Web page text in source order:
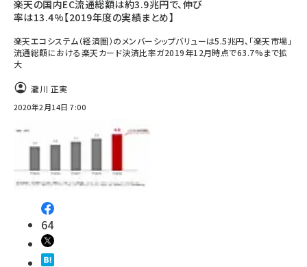
楽天の国内EC流通総額は約3.9兆円で、伸び
率は13.4%【2019年度の実績まとめ】
楽天エコシステム（経済圏）のメンバーシップバリューは5.5兆円、「楽天市場」
流通総額における楽天カード決済比率ガ2019年12月時点で63.7%まで拡
大
瀧川 正実
2020年2月14日 7:00
64